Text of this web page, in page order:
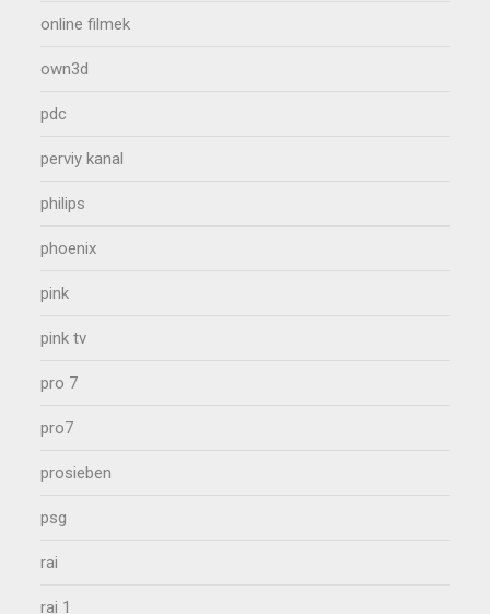
online filmek
own3d
pdc
perviy kanal
philips
phoenix
pink
pink tv
pro 7
pro7
prosieben
psg
rai
rai 1